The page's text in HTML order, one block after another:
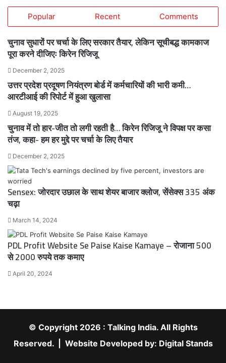
Popular Recent Comments
चुनाव सुधारों पर चर्चा के लिए सरकार तैयार, लेकिन सूचीबद्ध कामकाज
पूरा करने दीजिएः किरेन रिजिजू
December 2, 2025
उत्तर प्रदेश प्रदूषण नियंत्रण बोर्ड में कर्मचारियों की भारी कमी…
आरटीआई की रिपोर्ट में हुआ खुलासा
August 19, 2025
चुनाव में तो हार-जीत तो लगी रहती है… किरेन रिजिजू ने विपक्ष पर कसा
तंज, कहा- हम हर मुद्दे पर चर्चा के लिए तैयार
December 2, 2025
Sensex: जोरदार उछाल के साथ शेयर बाजार क्लोज, सेंसेक्स 335 अंक
चढ़ा
March 14, 2024
PDL Profit Website Se Paise Kaise Kamaye – रोजाना 500
से 2000 रुपये तक कमाए
April 20, 2024
© Copyright 2026 : Talking India. All Rights
Reserved. | Website Developed by: Digital Stands